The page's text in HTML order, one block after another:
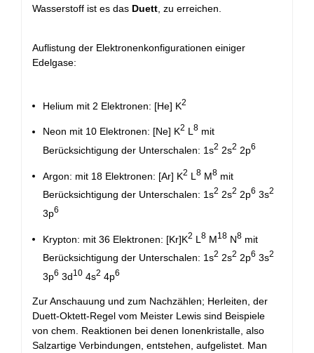
Wasserstoff ist es das Duett , zu erreichen.
Auflistung der Elektronenkonfigurationen einiger
Edelgase:
Helium mit 2 Elektronen: [He] K2
Neon mit 10 Elektronen: [Ne] K2 L 8 mit
Berücksichtigung der Unterschalen: 1s2 2s2 2p6
Argon: mit 18 Elektronen: [Ar] K2 L 8 M8 mit
Berücksichtigung der Unterschalen: 1s2 2s2 2p6 3s2
3p6
Krypton: mit 36 Elektronen: [Kr]K2 L 8 M18 N8 mit
Berücksichtigung der Unterschalen: 1s2 2s2 2p6 3s2
3p6 3d10 4s2 4p6
Zur Anschauung und zum Nachzählen; Herleiten, der
Duett-Oktett-Regel vom Meister Lewis sind Beispiele
von chem. Reaktionen bei denen Ionenkristalle, also
Salzartige Verbindungen, entstehen, aufgelistet. Man